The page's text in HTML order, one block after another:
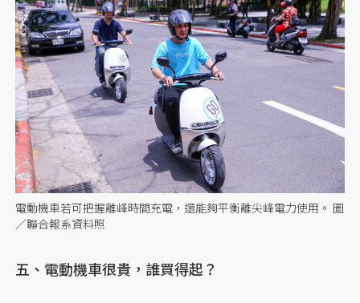
電動機車若可把握離峰時間充電，還能夠平衡離尖峰電力使用。 圖
／聯合報系資料照
五、電動機車很貴，誰買得起？